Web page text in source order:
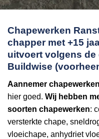
Chapewerken
chapper met +15
uitvoert volgens de
Buildwise
Aannemer
hier goed. Wij hebben
soorten chapewerken:
versterkte chape,
vloeichape, anhydriet